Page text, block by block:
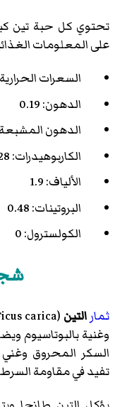
على المعلومات
السعرات الحرارية:
الدهون: 0.19
الدهون المشبعة:
الكاربوهيدرات: 12.28
الألياف: 1.9
البروتينات: 0.48
الكولسترول: 0
ثمار التين (
carica
وغنية بالبوتاسيوم
السكر المحروق وغني
تفيد في مقاومة